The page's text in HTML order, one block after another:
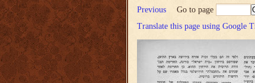
Previous Go to page
Translate this page using Google